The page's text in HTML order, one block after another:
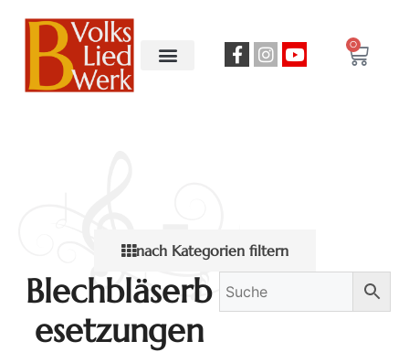
0
nach Kategorien filtern
Blechbläserb
esetzungen